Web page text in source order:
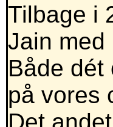
Tilbage i
Jain med
Både dét
på vores
Det